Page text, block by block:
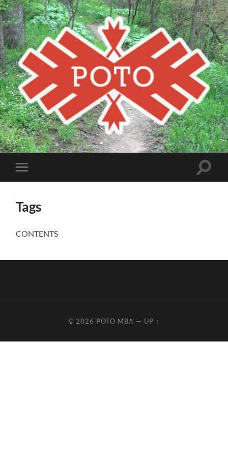
Poto
MBA
Toggle
mobile
Toggle
Tags
CONTENTS
© 2026 POTO MBA — UP ↑